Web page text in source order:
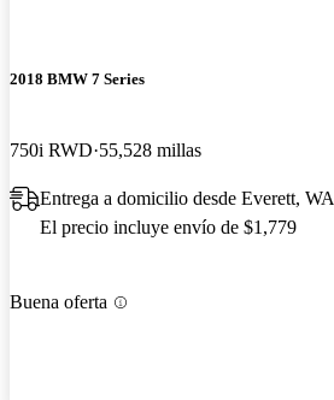
2018 BMW 7 Series
750i RWD 55,528 millas
Entrega a domicilio desde Everett, WA
El precio incluye envío de $1,779
Buena oferta